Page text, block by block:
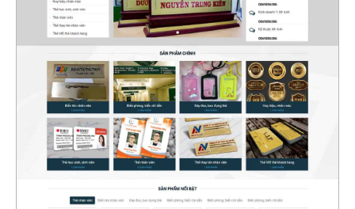
4339
CHI TIẾT